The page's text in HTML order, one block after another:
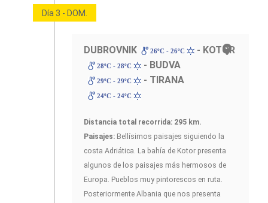
Día 3 - DOM.
DUBROVNIK 26ºC - 26ºC - KOTOR
28ºC - 28ºC - BUDVA
29ºC - 29ºC - TIRANA
24ºC - 24ºC
Distancia total recorrida: 295 km.
Paisajes: Bellísimos paisajes siguiendo la
costa Adriática. La bahía de Kotor presenta
algunos de los paisajes más hermosos de
Europa. Pueblos muy pintorescos en ruta.
Posteriormente Albania que nos presenta